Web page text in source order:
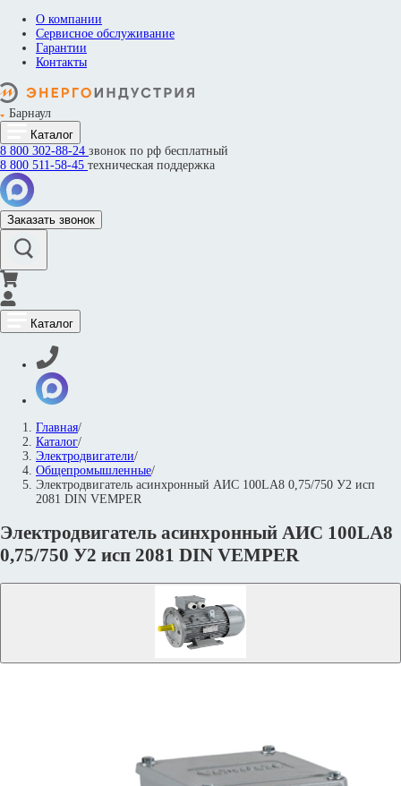
О компании
Сервисное обслуживание
Гарантии
Контакты
Барнаул
Каталог
8 800 302-88-24 звонок по рф бесплатный
8 800 511-58-45 техническая поддержка
Заказать звонок
Каталог
Главная/
Каталог/
Электродвигатели/
Общепромышленные/
Электродвигатель асинхронный АИС 100LА8 0,75/750 У2 исп
2081 DIN VEMPER
Электродвигатель асинхронный АИС 100LА8
0,75/750 У2 исп 2081 DIN VEMPER